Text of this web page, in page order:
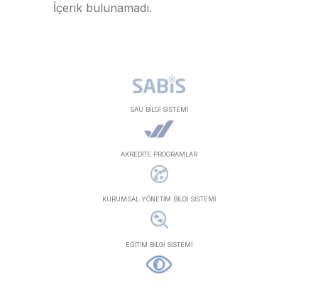
İçerik bulunamadı.
SAU BİLGİ SİSTEMİ
AKREDİTE PROGRAMLAR
KURUMSAL YÖNETİM BİLGİ SİSTEMİ
EĞİTİM BİLGİ SİSTEMİ